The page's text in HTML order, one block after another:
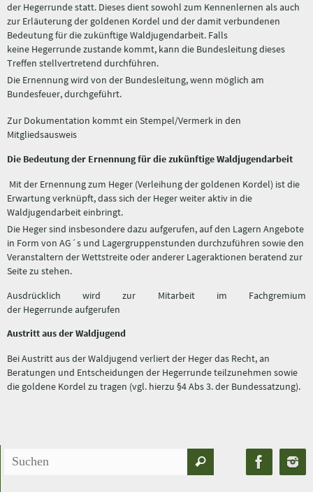
der Hegerrunde statt. Dieses dient sowohl zum Kennenlernen als auch
zur Erläuterung der goldenen Kordel und der damit verbundenen
Bedeutung für die zukünftige Waldjugendarbeit. Falls
keine Hegerrunde zustande kommt, kann die Bundesleitung dieses
Treffen stellvertretend durchführen.
Die Ernennung wird von der Bundesleitung, wenn möglich am
Bundesfeuer, durchgeführt.
Zur Dokumentation kommt ein Stempel/Vermerk in den
Mitgliedsausweis
Die Bedeutung der Ernennung für die zukünftige Waldjugendarbeit
Mit der Ernennung zum Heger (Verleihung der goldenen Kordel) ist die
Erwartung verknüpft, dass sich der Heger weiter aktiv in die
Waldjugendarbeit einbringt.
Die Heger sind insbesondere dazu aufgerufen, auf den Lagern Angebote
in Form von AG´s und Lagergruppenstunden durchzuführen sowie den
Veranstaltern der Wettstreite oder anderer Lageraktionen beratend zur
Seite zu stehen.
Ausdrücklich wird zur Mitarbeit im Fachgremium
der Hegerrunde aufgerufen
Austritt aus der Waldjugend
Bei Austritt aus der Waldjugend verliert der Heger das Recht, an
Beratungen und Entscheidungen der Hegerrunde teilzunehmen sowie
die goldene Kordel zu tragen (vgl. hierzu §4 Abs 3. der Bundessatzung).
Suchen